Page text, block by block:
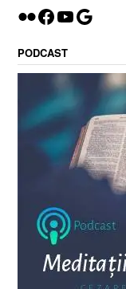
Flickr
Facebook
YouTube
Google
PODCAST